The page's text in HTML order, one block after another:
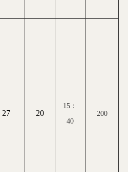
27 20
15 ：
40
200